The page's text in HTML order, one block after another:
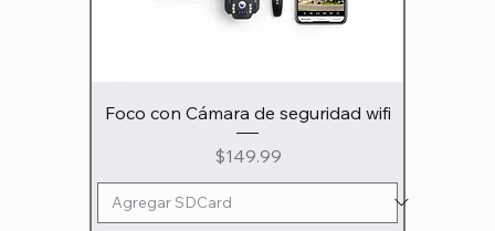
Foco con Cámara de seguridad wifi
Precio
$149.99